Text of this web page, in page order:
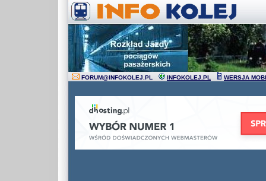
FORUM@INFOKOLEJ.PL INFOKOLEJ.PL WERSJA